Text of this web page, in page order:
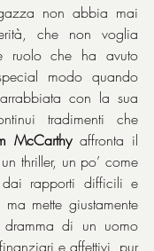
non abbia mai
che non voglia
ruolo che ha avuto
modo quando
con la sua
tradimenti che
McCarthy affronta il
thriller, un po’ come
rapporti difficili e
mette giustamente
di un uomo
e affettivi, pur